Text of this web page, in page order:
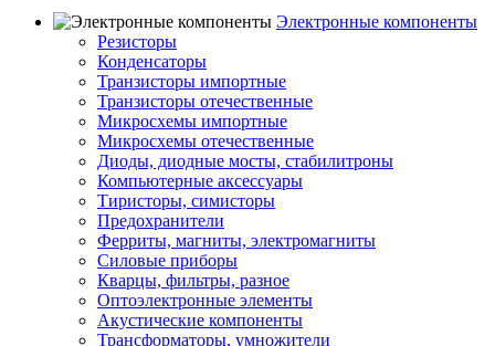
Электронные компоненты
Резисторы
Конденсаторы
Транзисторы импортные
Транзисторы отечественные
Микросхемы импортные
Микросхемы отечественные
Диоды, диодные мосты, стабилитроны
Компьютерные аксессуары
Тиристоры, симисторы
Предохранители
Ферриты, магниты, электромагниты
Силовые приборы
Кварцы, фильтры, разное
Оптоэлектронные элементы
Акустические компоненты
Трансформаторы, умножители